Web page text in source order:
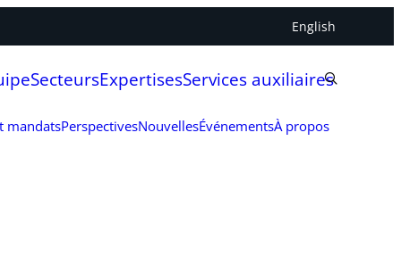
English
SecteursExpertisesServices auxiliaires
mandatsPerspectivesNouvellesÉvénementsÀ propos